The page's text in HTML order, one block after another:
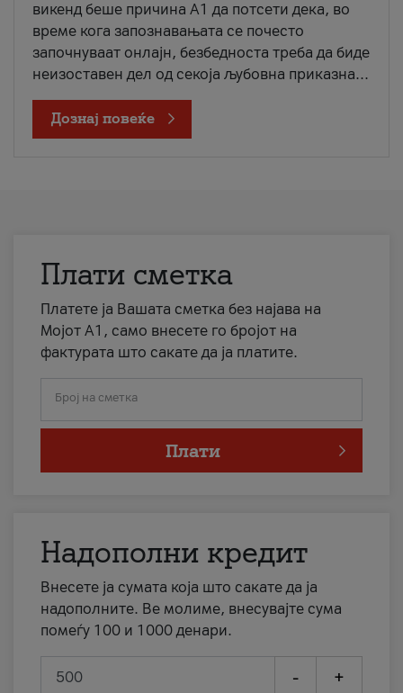
викенд беше причина А1 да потсети дека, во
време кога запознавањата се почесто
започнуваат онлајн, безбедноста треба да биде
неизоставен дел од секоја љубовна приказна...
Дознај повеќе
Плати сметка
Платете ја Вашата сметка без најава на
Мојот А1, само внесете го бројот на
фактурата што сакате да ја платите.
Број на сметка
Плати
Надополни кредит
Внесете ја сумата која што сакате да ја
надополните. Ве молиме, внесувајте сума
помеѓу 100 и 1000 денари.
- +